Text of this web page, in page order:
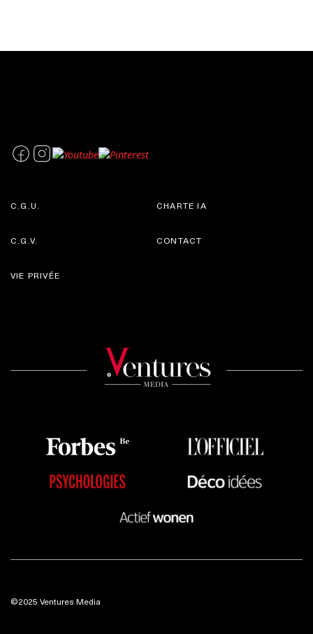
C.G.U.
C.G.V.
CHARTE IA
CONTACT
VIE PRIVÉE
©2025 Ventures Media